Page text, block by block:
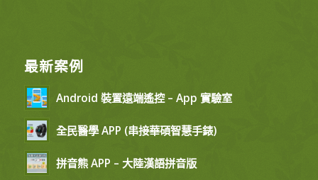
最新案例
Android 裝置遠端遙控 – App 實驗室
全民醫學 APP (串接華碩智慧手錶)
拼音熊 APP – 大陸漢語拼音版